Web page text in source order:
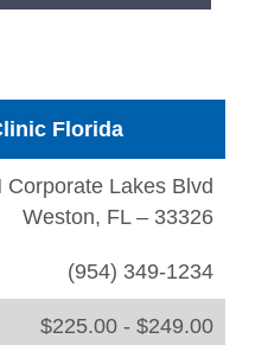
Florida
Corporate Lakes Blvd
Weston, FL – 33326
(954) 349-1234
$225.00 - $249.00